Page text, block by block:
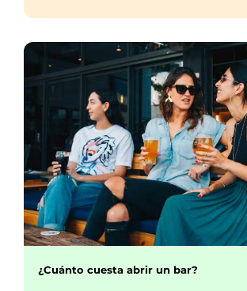
¿Cuánto cuesta abrir un bar?